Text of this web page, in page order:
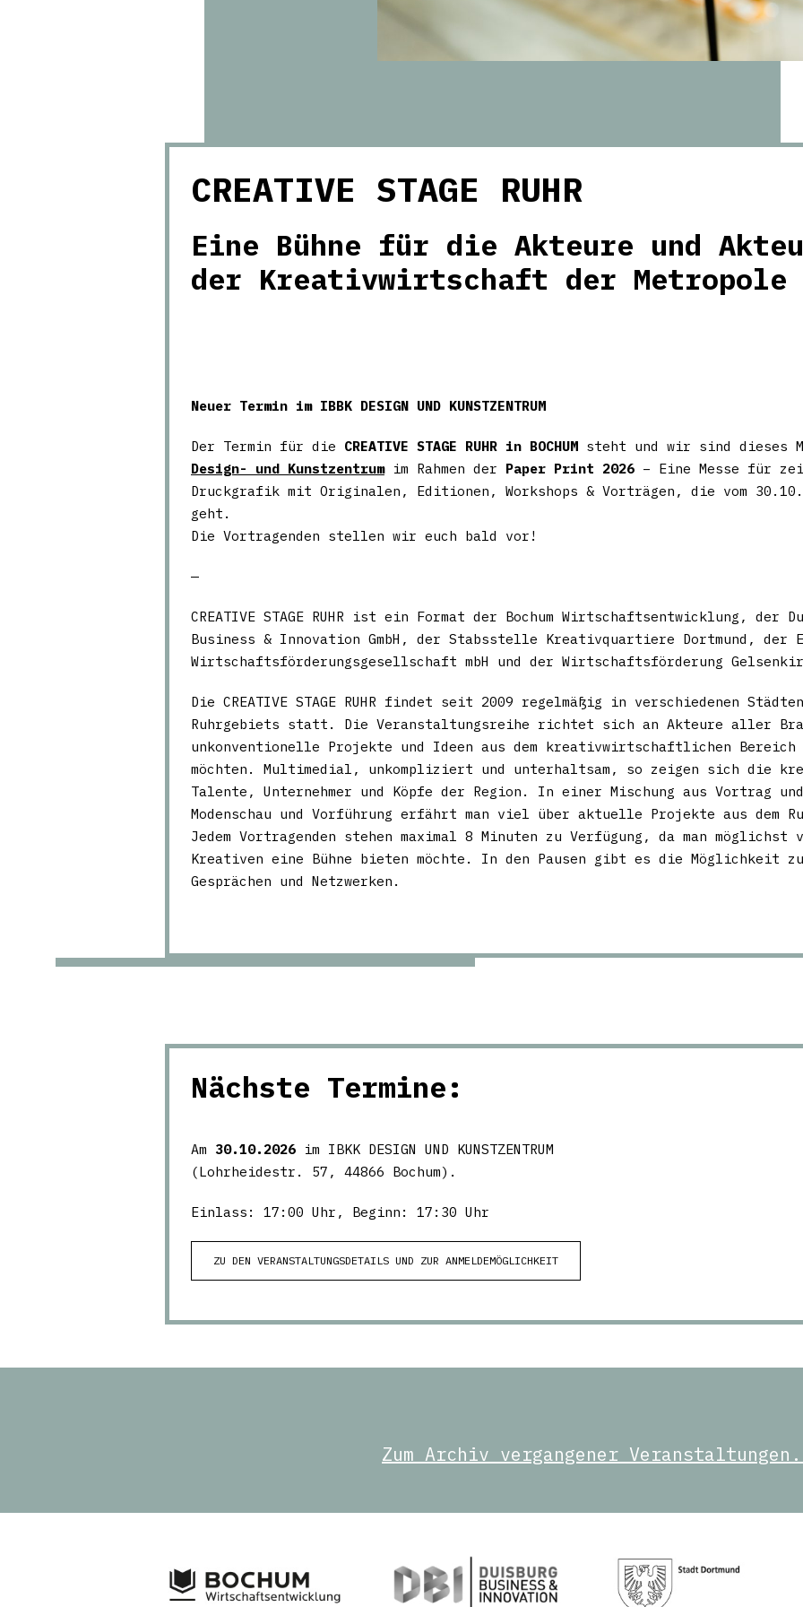
CREATIVE STAGE RUHR
Eine Bühne für die Akteure und
der Kreativwirtschaft der Metropole
Neuer Termin im IBBK DESIGN UND KUNSTZENTRUM
Der Termin für die CREATIVE STAGE RUHR in BOCHUM steht und wir sind dieses
Design- und Kunstzentrumim Rahmen der Paper Print 2026 – Eine Messe für
Druckgrafik mit Originalen, Editionen, Workshops & Vorträgen, die vom
geht.
Die Vortragenden stellen wir euch bald vor!
—
CREATIVE STAGE RUHR ist ein Format der Bochum Wirtschaftsentwicklung, der
Business & Innovation GmbH, der Stabsstelle Kreativquartiere Dortmund, der
Wirtschaftsförderungsgesellschaft mbH und der Wirtschaftsförderung
Die CREATIVE STAGE RUHR findet seit 2009 regelmäßig in verschiedenen
Ruhrgebiets statt. Die Veranstaltungsreihe richtet sich an Akteure aller
unkonventionelle Projekte und Ideen aus dem kreativwirtschaftlichen Bereich
möchten. Multimedial, unkompliziert und unterhaltsam, so zeigen sich die
Talente, Unternehmer und Köpfe der Region. In einer Mischung aus Vortrag
Modenschau und Vorführung erfährt man viel über aktuelle Projekte aus dem
Jedem Vortragenden stehen maximal 8 Minuten zu Verfügung, da man möglichst
Kreativen eine Bühne bieten möchte. In den Pausen gibt es die Möglichkeit
Gesprächen und Netzwerken.
Nächste Termine:
Am 30.10.2026 im IBKK DESIGN UND KUNSTZENTRUM
(Lohrheidestr. 57, 44866 Bochum).
Einlass: 17:00 Uhr, Beginn: 17:30 Uhr
ZU DEN VERANSTALTUNGSDETAILS UND ZUR ANMELDEMÖGLICHKEIT
Zum Archiv vergangener